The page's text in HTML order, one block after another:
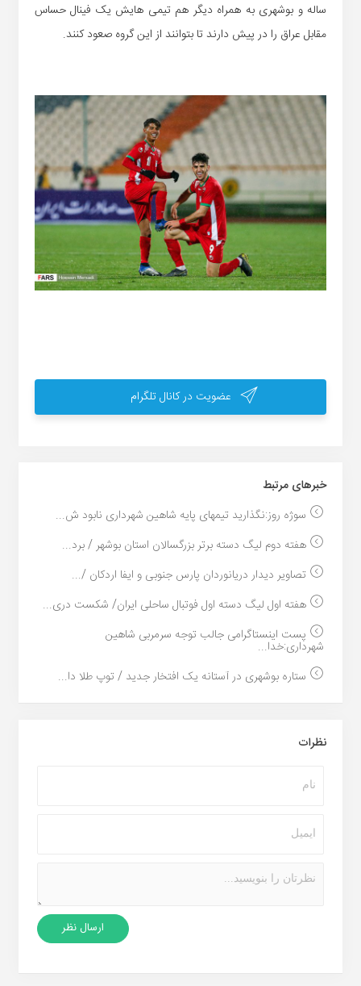
ساله و بوشهری به همراه دیگر هم تیمی هایش یک فینال حساس
مقابل عراق را در پیش دارند تا بتوانند از این گروه صعود کنند.
عضویت در کانال تلگرام
خبر‌های مرتبط
سوژه روز:نگذارید تیمهای پایه شاهین شهرداری نابود ش...
هفته دوم لیگ دسته برتر بزرگسالان استان بوشهر / برد...
تصاویر دیدار دریانوردان پارس جنوبى و ایفا اردکان /...
هفته اول لیگ دسته اول فوتبال ساحلی ایران/ شکست دری...
پست اینستاگرامی جالب توجه سرمربی شاهین
شهرداری:خدا...
ستاره بوشهری در آستانه یک افتخار جدید / توپ طلا دا...
نظرات